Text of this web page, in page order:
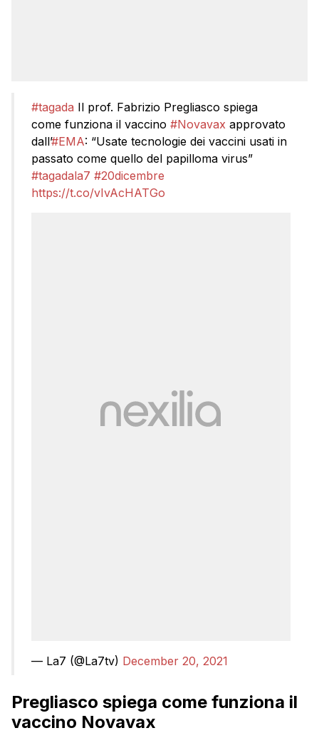
#tagada Il prof. Fabrizio Pregliasco spiega
come funziona il vaccino #Novavax approvato
dall’#EMA: “Usate tecnologie dei vaccini usati in
passato come quello del papilloma virus”
#tagadala7 #20dicembre
https://t.co/vIvAcHATGo
— La7 (@La7tv) December 20, 2021
Pregliasco spiega come funziona il
vaccino Novavax